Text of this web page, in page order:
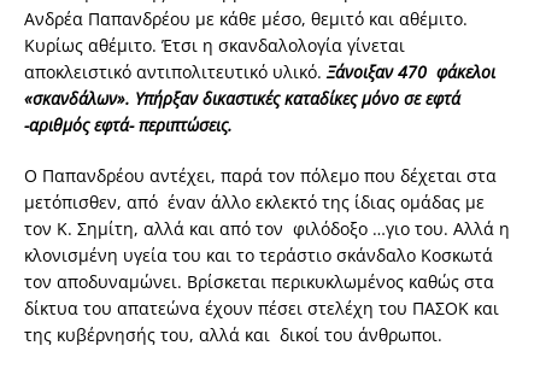
Ανδρέα Παπανδρέου με κάθε μέσο, θεμιτό και αθέμιτο.
Κυρίως αθέμιτο. Έτσι η σκανδαλολογία γίνεται
αποκλειστικό αντιπολιτευτικό υλικό. Ξάνοιξαν 470 φάκελοι
«σκανδάλων». Υπήρξαν δικαστικές καταδίκες μόνο σε εφτά
-αριθμός εφτά- περιπτώσεις.
Ο Παπανδρέου αντέχει, παρά τον πόλεμο που δέχεται στα
μετόπισθεν, από έναν άλλο εκλεκτό της ίδιας ομάδας με
τον Κ. Σημίτη, αλλά και από τον φιλόδοξο …γιο του. Αλλά η
κλονισμένη υγεία του και το τεράστιο σκάνδαλο Κοσκωτά
τον αποδυναμώνει. Βρίσκεται περικυκλωμένος καθώς στα
δίκτυα του απατεώνα έχουν πέσει στελέχη του ΠΑΣΟΚ και
της κυβέρνησής του, αλλά και δικοί του άνθρωποι.